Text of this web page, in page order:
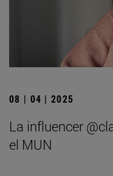
08 | 04 | 2025
La influencer
el MUN